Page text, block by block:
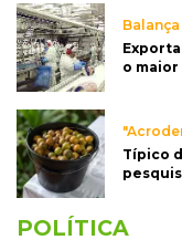
o
Típico
POLÍTICA